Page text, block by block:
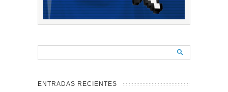
ENTRADAS RECIENTES